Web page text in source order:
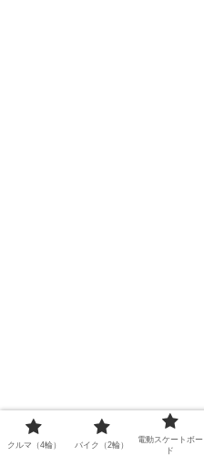
クルマ（4輪） バイク（2輪）
電動スケートボー
ド